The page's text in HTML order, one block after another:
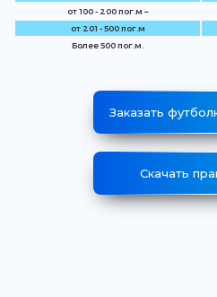
от 100 - 200 пог.м –
от 201 - 500 пог.м
Более 500 пог.м.
Заказать
Скачать